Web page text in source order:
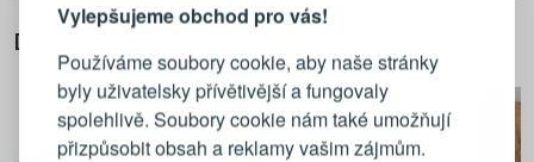
Vylepšujeme obchod pro vás!
Používáme soubory cookie, aby naše stránky
byly uživatelsky přívětivější a fungovaly
spolehlivě. Soubory cookie nám také umožňují
přizpůsobit obsah a reklamy vašim zájmům.
DALŠÍ Z TÉTO KATEGORIE
Přihlaste se ke svému účtu
Emailová adresa